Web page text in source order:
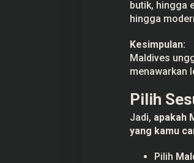
butik, hingga
hingga
Kesimpulan:
Maldives
menawarkan
Pilih
Jadi, apakah
yang kamu
Pilih